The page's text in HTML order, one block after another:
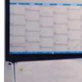
minForsyning